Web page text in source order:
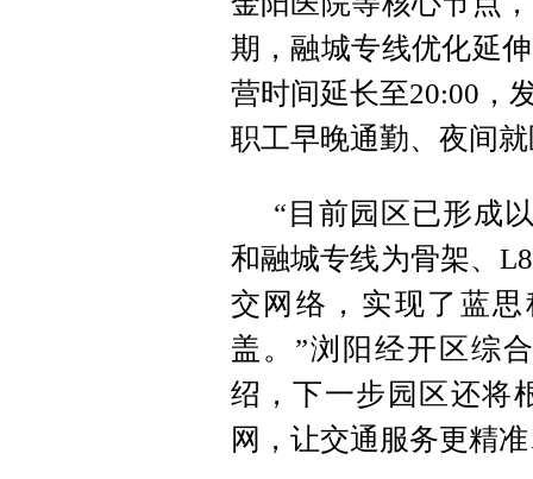
期，融城专线优化延
营时间延长至20:00，
职工早晚通勤、夜间
“目前园区已形成
和融城专线为骨架、
交网络，实现了蓝
盖。”浏阳经开区综
绍，下一步园区还将
网，让交通服务更精